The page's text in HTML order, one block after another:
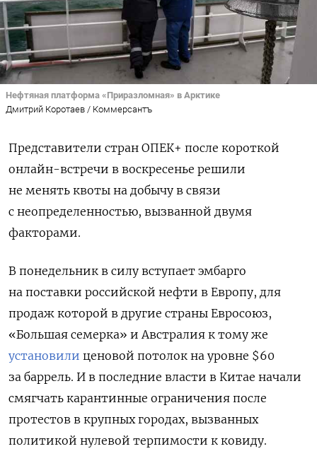
Нефтяная платформа «Приразломная» в Арктике
Дмитрий Коротаев / Коммерсантъ
Представители стран ОПЕК+ после короткой
онлайн-встречи в воскресенье решили
не менять квоты на добычу в связи
с неопределенностью, вызванной двумя
факторами.
В понедельник в силу вступает эмбарго
на поставки российской нефти в Европу, для
продаж которой в другие страны Евросоюз,
«Большая семерка» и Австралия к тому же
установили ценовой потолок на уровне $60
за баррель. И в последние власти в Китае начали
смягчать карантинные ограничения после
протестов в крупных городах, вызванных
политикой нулевой терпимости к ковиду.